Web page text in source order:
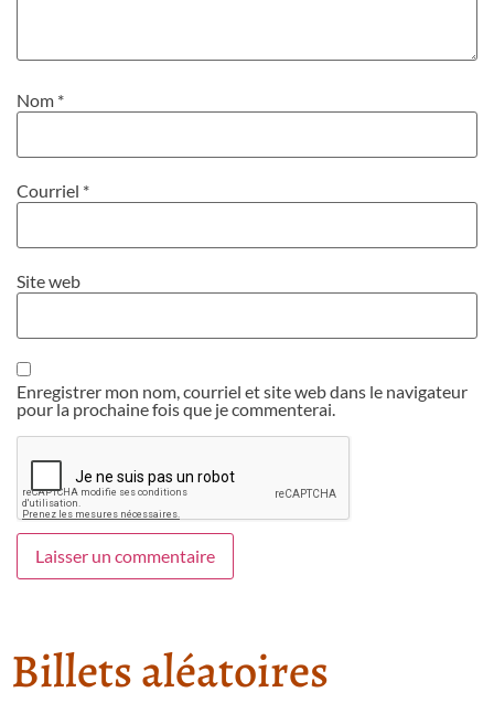
Nom *
Courriel *
Site web
Enregistrer mon nom, courriel et site web dans le navigateur
pour la prochaine fois que je commenterai.
Billets aléatoires